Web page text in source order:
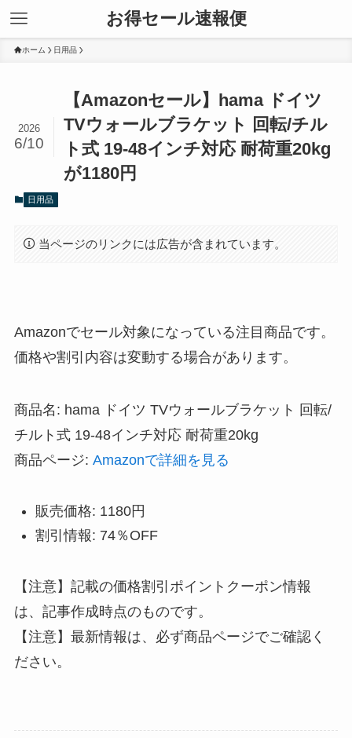
お得セール速報便
ホーム 日用品
【Amazonセール】hama ドイツ
TVウォールブラケット 回転/チル
ト式 19-48インチ対応 耐荷重20kg
が1180円
2026
6/10
日用品
当ページのリンクには広告が含まれています。
Amazonでセール対象になっている注目商品です。
価格や割引内容は変動する場合があります。
商品名: hama ドイツ TVウォールブラケット 回転/
チルト式 19-48インチ対応 耐荷重20kg
商品ページ: Amazonで詳細を見る
販売価格: 1180円
割引情報: 74％OFF
【注意】記載の価格割引ポイントクーポン情報
は、記事作成時点のものです。
【注意】最新情報は、必ず商品ページでご確認く
ださい。